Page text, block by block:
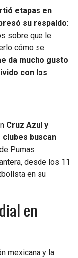
etapas en
su respaldo:
sobre que le
cómo se
da mucho gusto
con los
Cruz Azul y
clubes buscan
Pumas
desde los 11
en su
en
mexicana y la